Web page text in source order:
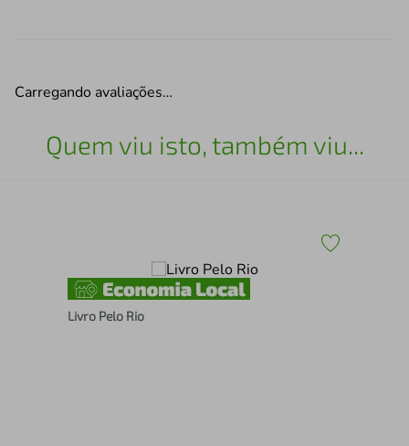
Carregando avaliações…
Quem viu isto, também viu...
Livro Pelo Rio